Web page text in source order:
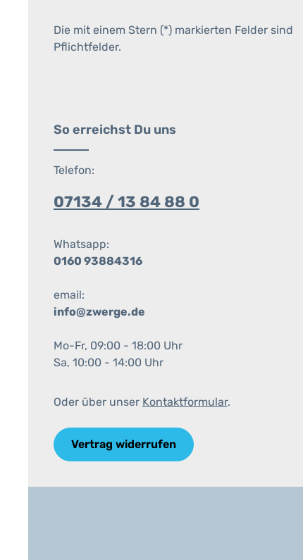
Die mit einem Stern (*) markierten Felder sind
Pflichtfelder.
So erreichst Du uns
Telefon:
07134 / 13 84 88 0
Whatsapp:
0160 93884316
email:
info@zwerge.de
Mo-Fr, 09:00 - 18:00 Uhr
Sa, 10:00 - 14:00 Uhr
Oder über unser Kontaktformular.
Vertrag widerrufen